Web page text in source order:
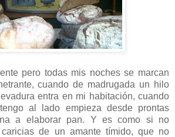
pero todas mis noches se marcan
cuando de madrugada un hilo
entra en mi habitación, cuando
al lado empieza desde prontas
a elaborar pan. Y es como si no
de un amante tímido, que no